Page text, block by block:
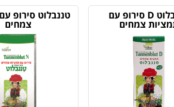
טננבלוט D סירופ עם
צמחים
טננבלוט סירופ
צמחים